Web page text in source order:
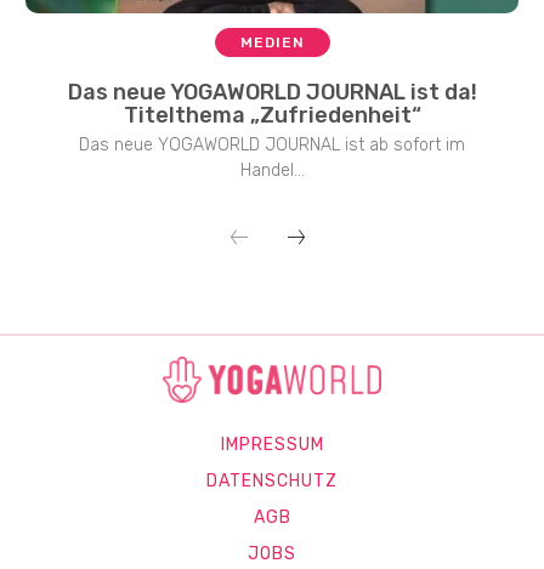
MEDIEN
Das neue YOGAWORLD JOURNAL ist da!
Titelthema „Zufriedenheit“
Das neue YOGAWORLD JOURNAL ist ab sofort im
Handel...
IMPRESSUM
DATENSCHUTZ
AGB
JOBS